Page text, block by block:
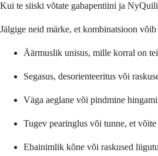
Kui te siiski võtate gabapentiini ja
Jälgige neid märke, et kombinatsioon
Äärmuslik unisus, mille korral on
Segasus, desorienteeritus või
Väga aeglane või pindmine
Tugev pearinglus või tunne, et
Ebainimlik kõne või raskused